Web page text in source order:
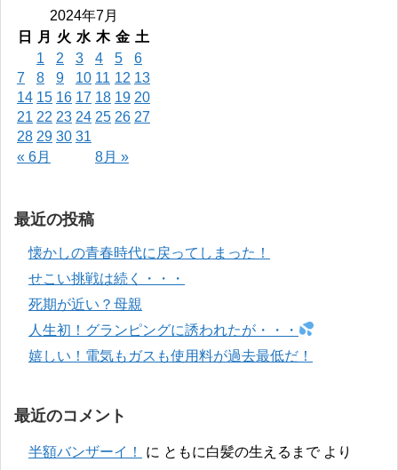
2024年7月
日
月 火 水 木 金 土
« 6月 8月 »
1 2 3 4 5
6
7
8 9 10 11 12 13
14 15 16 17 18 19 20
21 22 23 24 25 26 27
28 29 30 31
最近の投稿
懐かしの青春時代に戻ってしまった！
せこい挑戦は続く・・・
死期が近い？母親
人生初！グランピングに誘われたが・・・
嬉しい！電気もガスも使用料が過去最低だ！
最近のコメント
半額バンザーイ！ に ともに白髪の生えるまでより